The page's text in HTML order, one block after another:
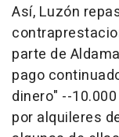
Así, Luzón
parte de
pago
dinero" --
por alquileres